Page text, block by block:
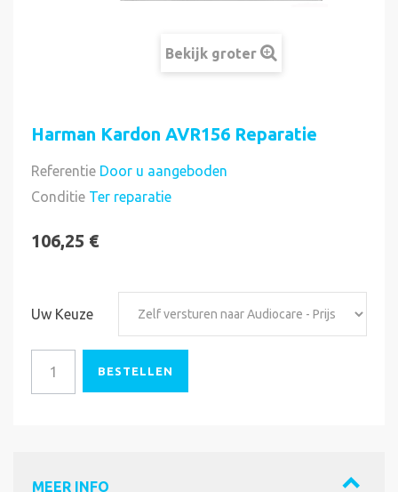
Bekijk groter
Harman Kardon AVR156 Reparatie
Referentie Door u aangeboden
Conditie Ter reparatie
106,25 €
Uw Keuze
BESTELLEN
MEER INFO